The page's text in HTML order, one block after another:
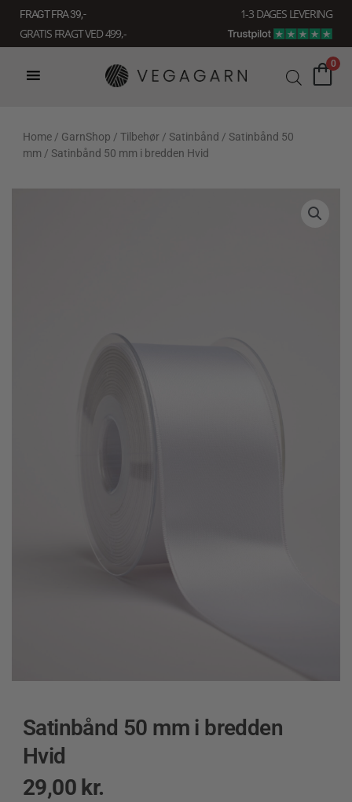
indholdet
FRAGT FRA 39, -
1-3 DAGES LEVERING
GRATIS FRAGT VED 499,-
0
Home / GarnShop / Tilbehør / Satinbånd / Satinbånd 50
mm / Satinbånd 50 mm i bredden Hvid
Satinbånd 50 mm i bredden
Hvid
29,00 kr.